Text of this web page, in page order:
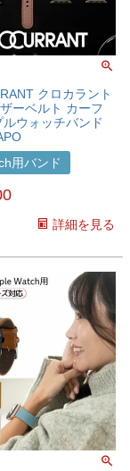
クロカラント
ーベルト カーフ
ウォッチバンド
用バンド
詳細を見る